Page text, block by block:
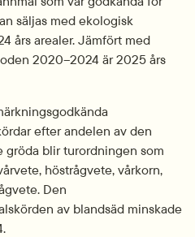
säljas med ekologisk
års arealer. Jämfört med
2020–2024 är 2025 års
efter andelen av den
gröda blir turordningen som
höstrågvete, vårkorn,
Den
av blandsäd minskade